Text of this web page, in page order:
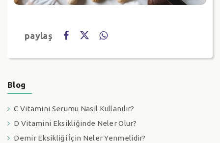
paylaş
Blog
C Vitamini Serumu Nasıl Kullanılır?
D Vitamini Eksikliğinde Neler Olur?
Demir Eksikliği İçin Neler Yenmelidir?